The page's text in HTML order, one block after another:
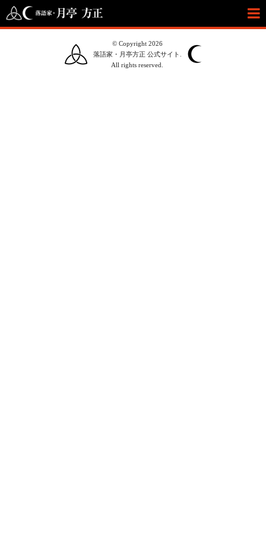
© Copyright 2026
落語家・月亭方正 公式サイト.
All rights reserved.